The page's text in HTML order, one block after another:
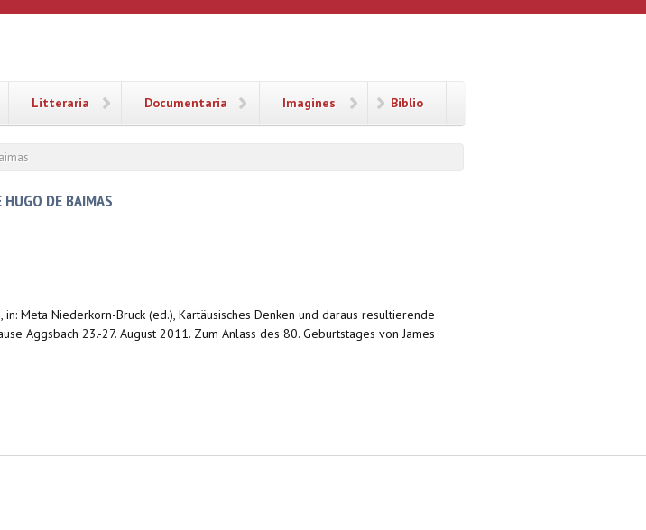
Litteraria Documentaria Imagines Biblio
DE BAIMAS
, in: Meta Niederkorn-Bruck (ed.), Kartäusisches Denken und daraus resultierende
Aggsbach 23.-27. August 2011. Zum Anlass des 80. Geburtstages von James